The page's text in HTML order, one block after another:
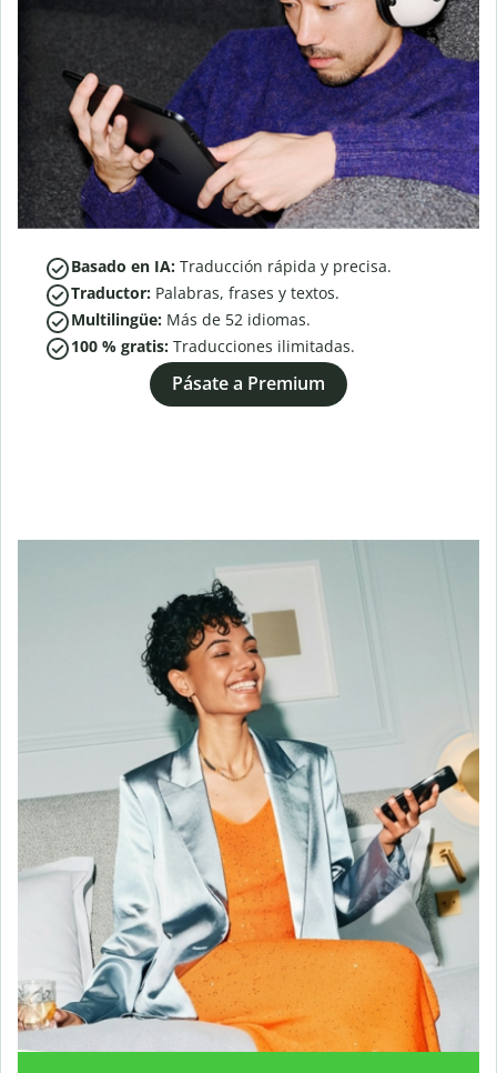
Basado en IA: Traducción rápida y precisa.
Traductor: Palabras, frases y textos.
Multilingüe: Más de 52 idiomas.
100 % gratis: Traducciones ilimitadas.
Pásate a Premium